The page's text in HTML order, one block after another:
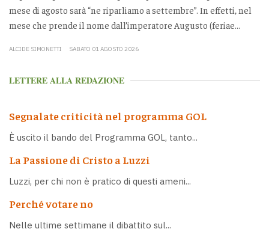
mese di agosto sarà “ne riparliamo a settembre”. In effetti, nel
mese che prende il nome dall’imperatore Augusto (feriae...
ALCIDE SIMONETTI SABATO 01 AGOSTO 2026
LETTERE ALLA REDAZIONE
Segnalate criticità nel programma GOL
È uscito il bando del Programma GOL, tanto...
La Passione di Cristo a Luzzi
Luzzi, per chi non è pratico di questi ameni...
Perché votare no
Nelle ultime settimane il dibattito sul...